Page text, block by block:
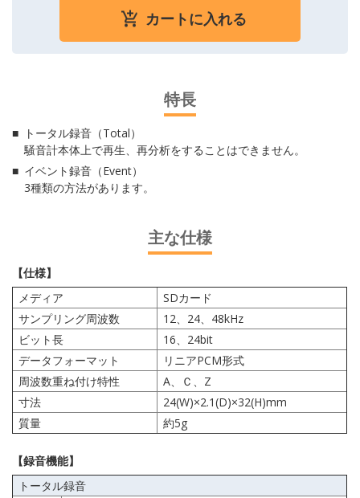
カートに入れる
特長
トータル録音（Total）
騒音計本体上で再生、再分析をすることはできません。
イベント録音（Event）
3種類の方法があります。
主な仕様
【仕様】
メディア
SDカード
サンプリング周波数
12、24、48kHz
ビット長
16、24bit
データフォーマット
リニアPCM形式
周波数重ね付け特性
A、Ｃ、Z
寸法
24(W)×2.1(D)×32(H)mm
質量
約5g
【録音機能】
トータル録音